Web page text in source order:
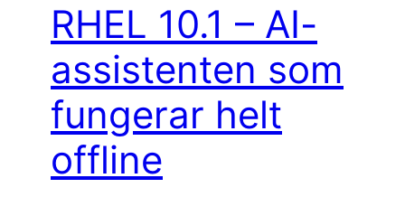
RHEL 10.1 – AI-
assistenten som
fungerar helt
offline